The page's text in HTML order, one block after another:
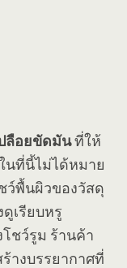
ลือยขัดมันที่ให้
นที่นี้ไม่ได้หมาย
ว์พื้นผิวของวัสดุ
เรียบหรู
ชว์รูม ร้านค้า
างบรรยากาศที่